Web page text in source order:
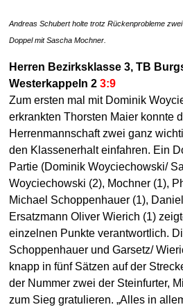
Andreas Schubert holte trotz Rückenprobleme
Doppel mit Sascha Mochner.
Herren Bezirksklasse 3, TB
Westerkappeln 2 3:9
Zum ersten mal mit Dominik
erkrankten Thorsten Maier konnte
Herrenmannschaft zwei ganz
den Klassenerhalt einfahren. Ein
Partie (Dominik Woyciechowski/
Woyciechowski (2), Mochner (1),
Michael Schoppenhauer (1),
Ersatzmann Oliver Wierich (1)
einzelnen Punkte verantwortlich.
Schoppenhauer und Garsetz/
knapp in fünf Sätzen auf der
der Nummer zwei der Steinfurter,
zum Sieg gratulieren. „Alles in